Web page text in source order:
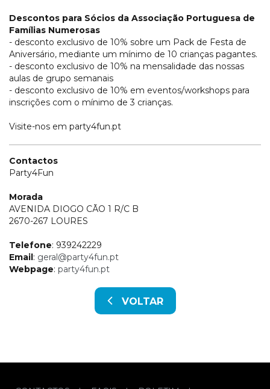
Descontos para Sócios da Associação Portuguesa de
Famílias Numerosas
- desconto exclusivo de 10% sobre um Pack de Festa de
Aniversário, mediante um mínimo de 10 crianças pagantes.
- desconto exclusivo de 10% na mensalidade das nossas
aulas de grupo semanais
- desconto exclusivo de 10% em eventos/workshops para
inscrições com o mínimo de 3 crianças.
Visite-nos em party4fun.pt
Contactos
Party4Fun
Morada
AVENIDA DIOGO CÃO 1 R/C B
2670-267 LOURES
Telefone: 939242229
Email: geral@party4fun.pt
Webpage: party4fun.pt
VOLTAR